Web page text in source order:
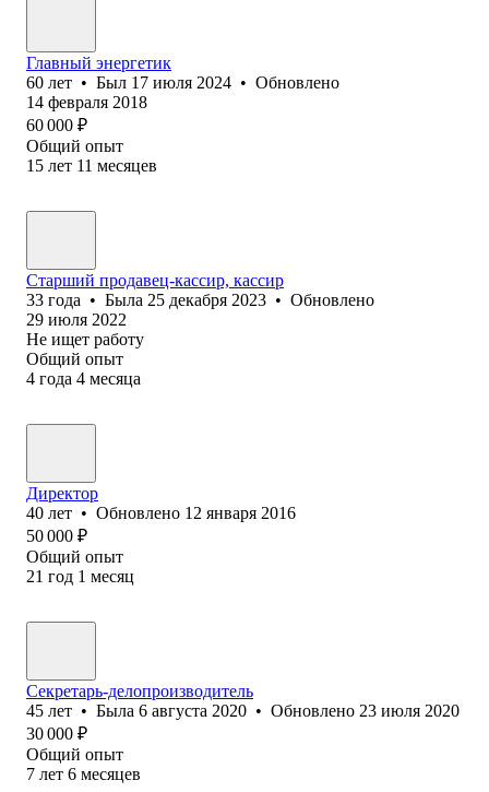
Главный энергетик
60 лет • Был 17 июля 2024 • Обновлено
14 февраля 2018
60 000 ₽
Общий опыт
15 лет 11 месяцев
Старший продавец-кассир, кассир
33 года • Была 25 декабря 2023 • Обновлено
29 июля 2022
Не ищет работу
Общий опыт
4 года 4 месяца
Директор
40 лет • Обновлено 12 января 2016
50 000 ₽
Общий опыт
21 год 1 месяц
Секретарь-делопроизводитель
45 лет • Была 6 августа 2020 • Обновлено 23 июля 2020
30 000 ₽
Общий опыт
7 лет 6 месяцев